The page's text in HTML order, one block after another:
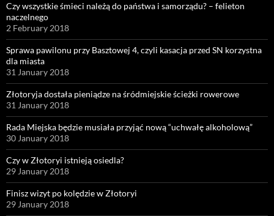
Czy wszystkie śmieci należą do państwa i samorządu? – felieton
naczelnego
2 February 2018
Sprawa pawilonu przy Basztowej 4, czyli kasacja przed SN korzystna
dla miasta
31 January 2018
Złotoryja dostała pieniądze na śródmiejskie ścieżki rowerowe
31 January 2018
Rada Miejska będzie musiała przyjąć nową “uchwałę alkoholową”
30 January 2018
Czy w Złotoryi istnieją osiedla?
29 January 2018
Finisz wizyt po kolędzie w Złotoryi
29 January 2018